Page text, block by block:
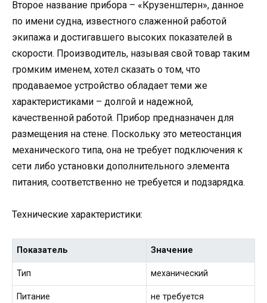
Второе название прибора – «Крузенштерн», данное
по имени судна, известного слаженной работой
экипажа и достигавшего высоких показателей в
скорости. Производитель, называя свой товар таким
громким именем, хотел сказать о том, что
продаваемое устройство обладает теми же
характеристиками – долгой и надежной,
качественной работой. Прибор предназначен для
размещения на стене. Поскольку это метеостанция
механического типа, она не требует подключения к
сети либо установки дополнительного элемента
питания, соответственно не требуется и подзарядка.
Технические характеристики:
Показатель Значение
Тип механический
Питание не требуется